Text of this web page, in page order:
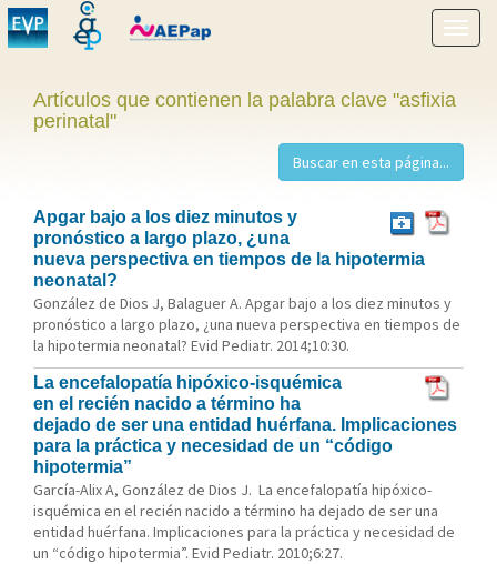
menú
Artículos que contienen la palabra clave "asfixia
perinatal"
Apgar bajo a los diez minutos y
pronóstico a largo plazo, ¿una
nueva perspectiva en tiempos de la hipotermia
neonatal?
González de Dios J, Balaguer A. Apgar bajo a los diez minutos y
pronóstico a largo plazo, ¿una nueva perspectiva en tiempos de
la hipotermia neonatal? Evid Pediatr. 2014;10:30.
La encefalopatía hipóxico-isquémica
en el recién nacido a término ha
dejado de ser una entidad huérfana. Implicaciones
para la práctica y necesidad de un “código
hipotermia”
García-Alix A, González de Dios J. La encefalopatía hipóxico-
isquémica en el recién nacido a término ha dejado de ser una
entidad huérfana. Implicaciones para la práctica y necesidad de
un “código hipotermia”. Evid Pediatr. 2010;6:27.